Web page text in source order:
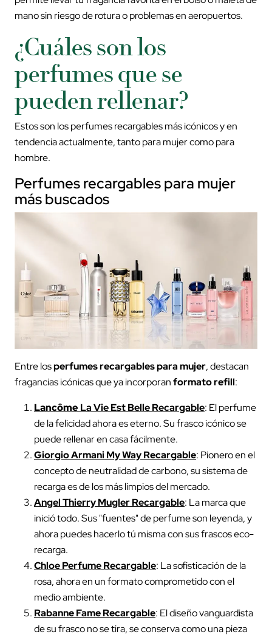
mano sin riesgo de rotura o problemas en aeropuertos.
¿Cuáles son los
perfumes que se
pueden rellenar?
Estos son los perfumes recargables más icónicos y en
tendencia actualmente, tanto para mujer como para
hombre.
Perfumes recargables para mujer
más buscados
Entre losperfumes recargables para mujer, destacan
fragancias icónicas que ya incorporanformato refill:
Lancôme La Vie Est Belle Recargable: El perfume
de la felicidad ahora es eterno. Su frasco icónico se
puede rellenar en casa fácilmente.
Giorgio Armani My Way Recargable: Pionero en el
concepto de neutralidad de carbono, su sistema de
recarga es de los más limpios del mercado.
Angel Thierry Mugler Recargable: La marca que
inició todo. Sus "fuentes" de perfume son leyenda, y
ahora puedes hacerlo tú misma con sus frascos eco-
recarga.
Chloe Perfume Recargable: La sofisticación de la
rosa, ahora en un formato comprometido con el
medio ambiente.
Rabanne Fame Recargable: El diseño vanguardista
de su frasco no se tira, se conserva como una pieza